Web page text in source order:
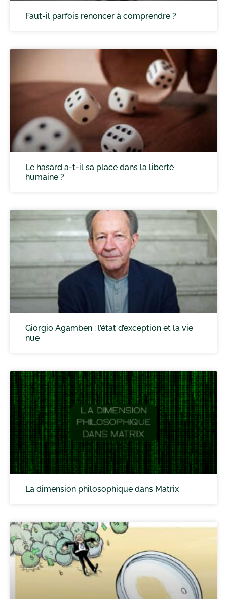
Faut-il parfois renoncer à comprendre ?
Le hasard a-t-il sa place dans la liberté
humaine ?
Giorgio Agamben : l’état d’exception et la vie
nue
La dimension philosophique dans Matrix